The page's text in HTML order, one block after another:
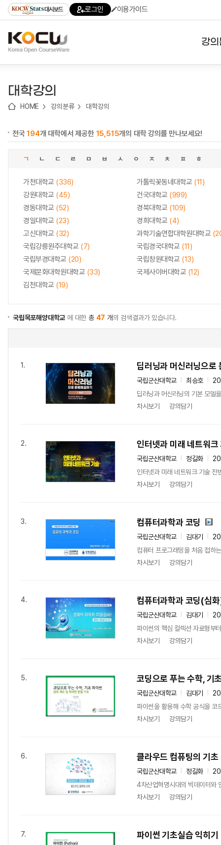
기
기
기
content)
가
대시보드 로그인 이용가이드
강
대학강의
HOME 강의분류 대학강의
전국194개 대학에서 제공한 15,515개의 대학 강의를 만나보세요!
ㄱ ㄴ ㄷ ㄹ ㅁ ㅂ ㅅ ㅇ ㅈ ㅊ ㅍ ㅎ
가천대학교 (336) 가톨릭꽃동네대학교 (11)
강원대학교 (45) 건국대학교 (999)
경동대학교 (52) 경북대학교 (109)
경일대학교 (23) 경희대학교 (4)
고신대학교 (32) 과학기술연합대학원대학교
국립강릉원주대학교 (7) 국립경국대학교 (11)
국립부경대학교 (20) 국립창원대학교 (13)
국제문화대학원대학교 (33) 국제사이버대학교 (12)
김천대학교 (19)
국립목포해양대학교 에 대한 총 47 개의 검색결과가 있습니다.
1. 딥러닝과 머신러닝으로
국립군산대학교 최승호
딥러닝과 머신러닝의 기본 모델
차시보기
강의담기
2. 인터넷과 미래 네트워크
국립군산대학교 정길화
인터넷과 미래 네트워크 기술 전
차시보기
강의담기
3. 컴퓨터과학과 코딩
국립군산대학교 김대기
컴퓨터 프로그래밍을 처음 접하
차시보기
강의담기
4. 컴퓨터과학과 코딩(심
국립군산대학교 김대기
파이썬의 핵심 컬렉션 자료형부
차시보기
강의담기
5. 코딩으로 푸는 수학, 기
국립군산대학교 김대기
파이썬을 활용해 수학 공식을 코
차시보기
강의담기
6. 클라우드 컴퓨팅의 기초
국립군산대학교 정길화
4차산업혁명시대의 빅데이터와
차시보기
강의담기
7. 파이썬 기초실습 익히기